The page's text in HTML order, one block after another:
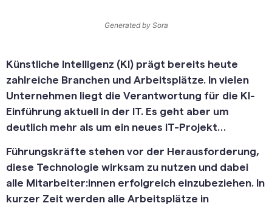
Generated by Sora
Künstliche Intelligenz (KI) prägt bereits heute
zahlreiche Branchen und Arbeitsplätze. In vielen
Unternehmen liegt die Verantwortung für die KI-
Einführung aktuell in der IT. Es geht aber um
deutlich mehr als um ein neues IT-Projekt…
Führungskräfte stehen vor der Herausforderung,
diese Technologie wirksam zu nutzen und dabei
alle Mitarbeiter:innen erfolgreich einzubeziehen. In
kurzer Zeit werden alle Arbeitsplätze in